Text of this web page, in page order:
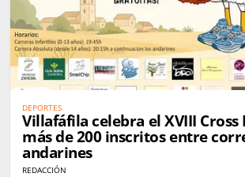
DEPORTES
Villafáfila celebra el XVIII
más de 200 inscritos entre
andarines
REDACCIÓN